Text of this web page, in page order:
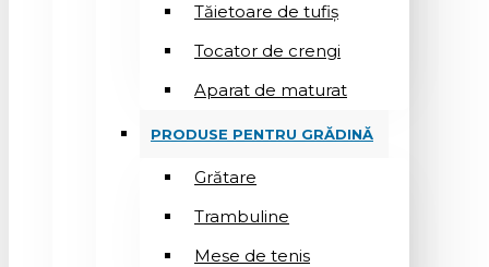
Tăietoare de tufiș
Tocator de crengi
Aparat de maturat
PRODUSE PENTRU GRĂDINĂ
Grătare
Trambuline
Mese de tenis